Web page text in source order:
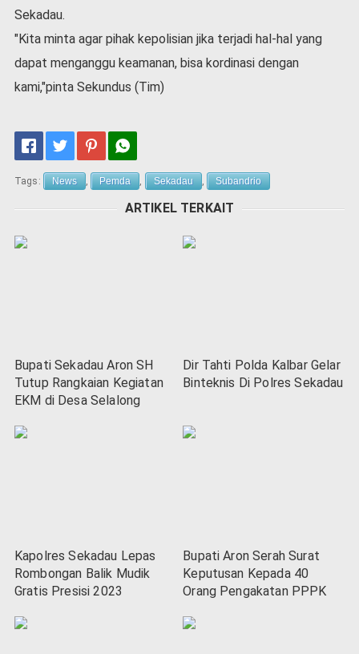
Sekadau.
"Kita minta agar pihak kepolisian jika terjadi hal-hal yang
dapat menganggu keamanan, bisa kordinasi dengan
kami,"pinta Sekundus (Tim)
Tags: News , Pemda , Sekadau , Subandrio
ARTIKEL TERKAIT
Bupati Sekadau Aron SH
Tutup Rangkaian Kegiatan
EKM di Desa Selalong
Dir Tahti Polda Kalbar Gelar
Binteknis Di Polres Sekadau
Kapolres Sekadau Lepas
Rombongan Balik Mudik
Gratis Presisi 2023
Bupati Aron Serah Surat
Keputusan Kepada 40
Orang Pengakatan PPPK